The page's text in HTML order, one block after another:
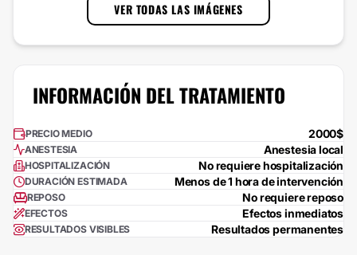
VER TODAS LAS IMÁGENES
INFORMACIÓN DEL TRATAMIENTO
PRECIO MEDIO 2000$
ANESTESIA Anestesia local
HOSPITALIZACIÓN No requiere hospitalización
DURACIÓN ESTIMADA Menos de 1 hora de intervención
REPOSO No requiere reposo
EFECTOS Efectos inmediatos
RESULTADOS VISIBLES Resultados permanentes